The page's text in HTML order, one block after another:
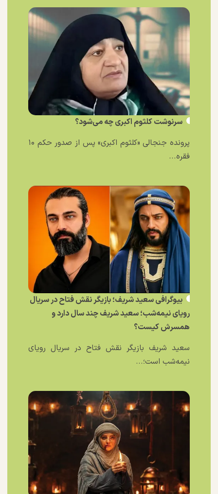
سرنوشت کلثوم اکبری چه می‌شود؟
پرونده جنجالی «کلثوم اکبری» پس از صدور حکم ۱۰
فقره...
بیوگرافی سعید شریف؛ بازیگر نقش فتاح در سریال
رویای نیمه‌شب؛ سعید شریف چند سال دارد و
همسرش کیست؟
سعید شریف بازیگر نقش فتاح در سریال رویای
نیمه‌شب است؛...